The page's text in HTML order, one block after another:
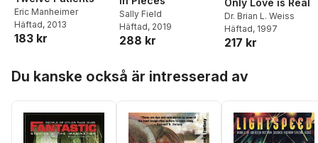
Eric Manheimer
Häftad, 2013
183 kr
Sally Field
Häftad, 2019
288 kr
Only Love is Real
Dr. Brian L. Weiss
Häftad, 1997
217 kr
Du kanske också är intresserad av